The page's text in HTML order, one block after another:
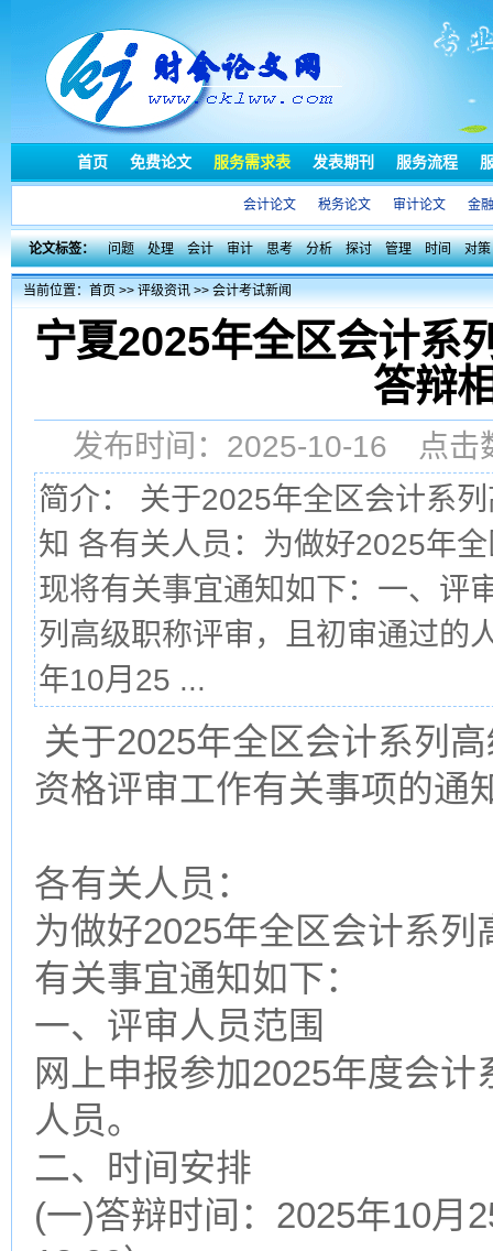
首页 免费论文 服务需求表 发表期刊 服务流程
会计论文 税务论文 审计论文 金
论文标签： 问题 处理 会计 审计 思考 分析 探讨 管理 时间 对策
当前位置：首页>>评级资讯>>会计考试新闻
宁夏2025年全区会计系
答辩
发布时间：2025-10-16 点
简介： 关于2025年全区会计系
知 各有关人员：为做好2025年
现将有关事宜通知如下：一、评
列高级职称评审，且初审通过的
年10月25 ...
关于2025年全区会计系列
资格评审工作有关事项的通
各有关人员：
为做好2025年全区会计系
有关事宜通知如下：
一、评审人员范围
网上申报参加2025年度会
人员。
二、时间安排
(一)答辩时间：2025年10月